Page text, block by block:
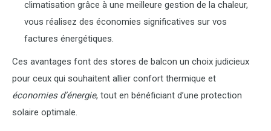
climatisation grâce à une meilleure gestion de la chaleur,
vous réalisez des économies significatives sur vos
factures énergétiques.
Ces avantages font des stores de balcon un choix judicieux
pour ceux qui souhaitent allier confort thermique et
économies d’énergie, tout en bénéficiant d’une protection
solaire optimale.